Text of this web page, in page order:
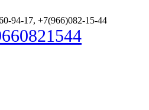
94-17, +7(966)082-15-44